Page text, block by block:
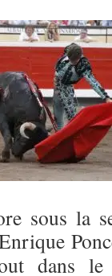
sous la
dans le